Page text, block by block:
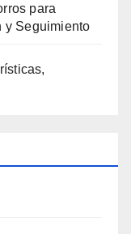
para
y Seguimiento